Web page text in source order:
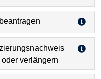
verlängern